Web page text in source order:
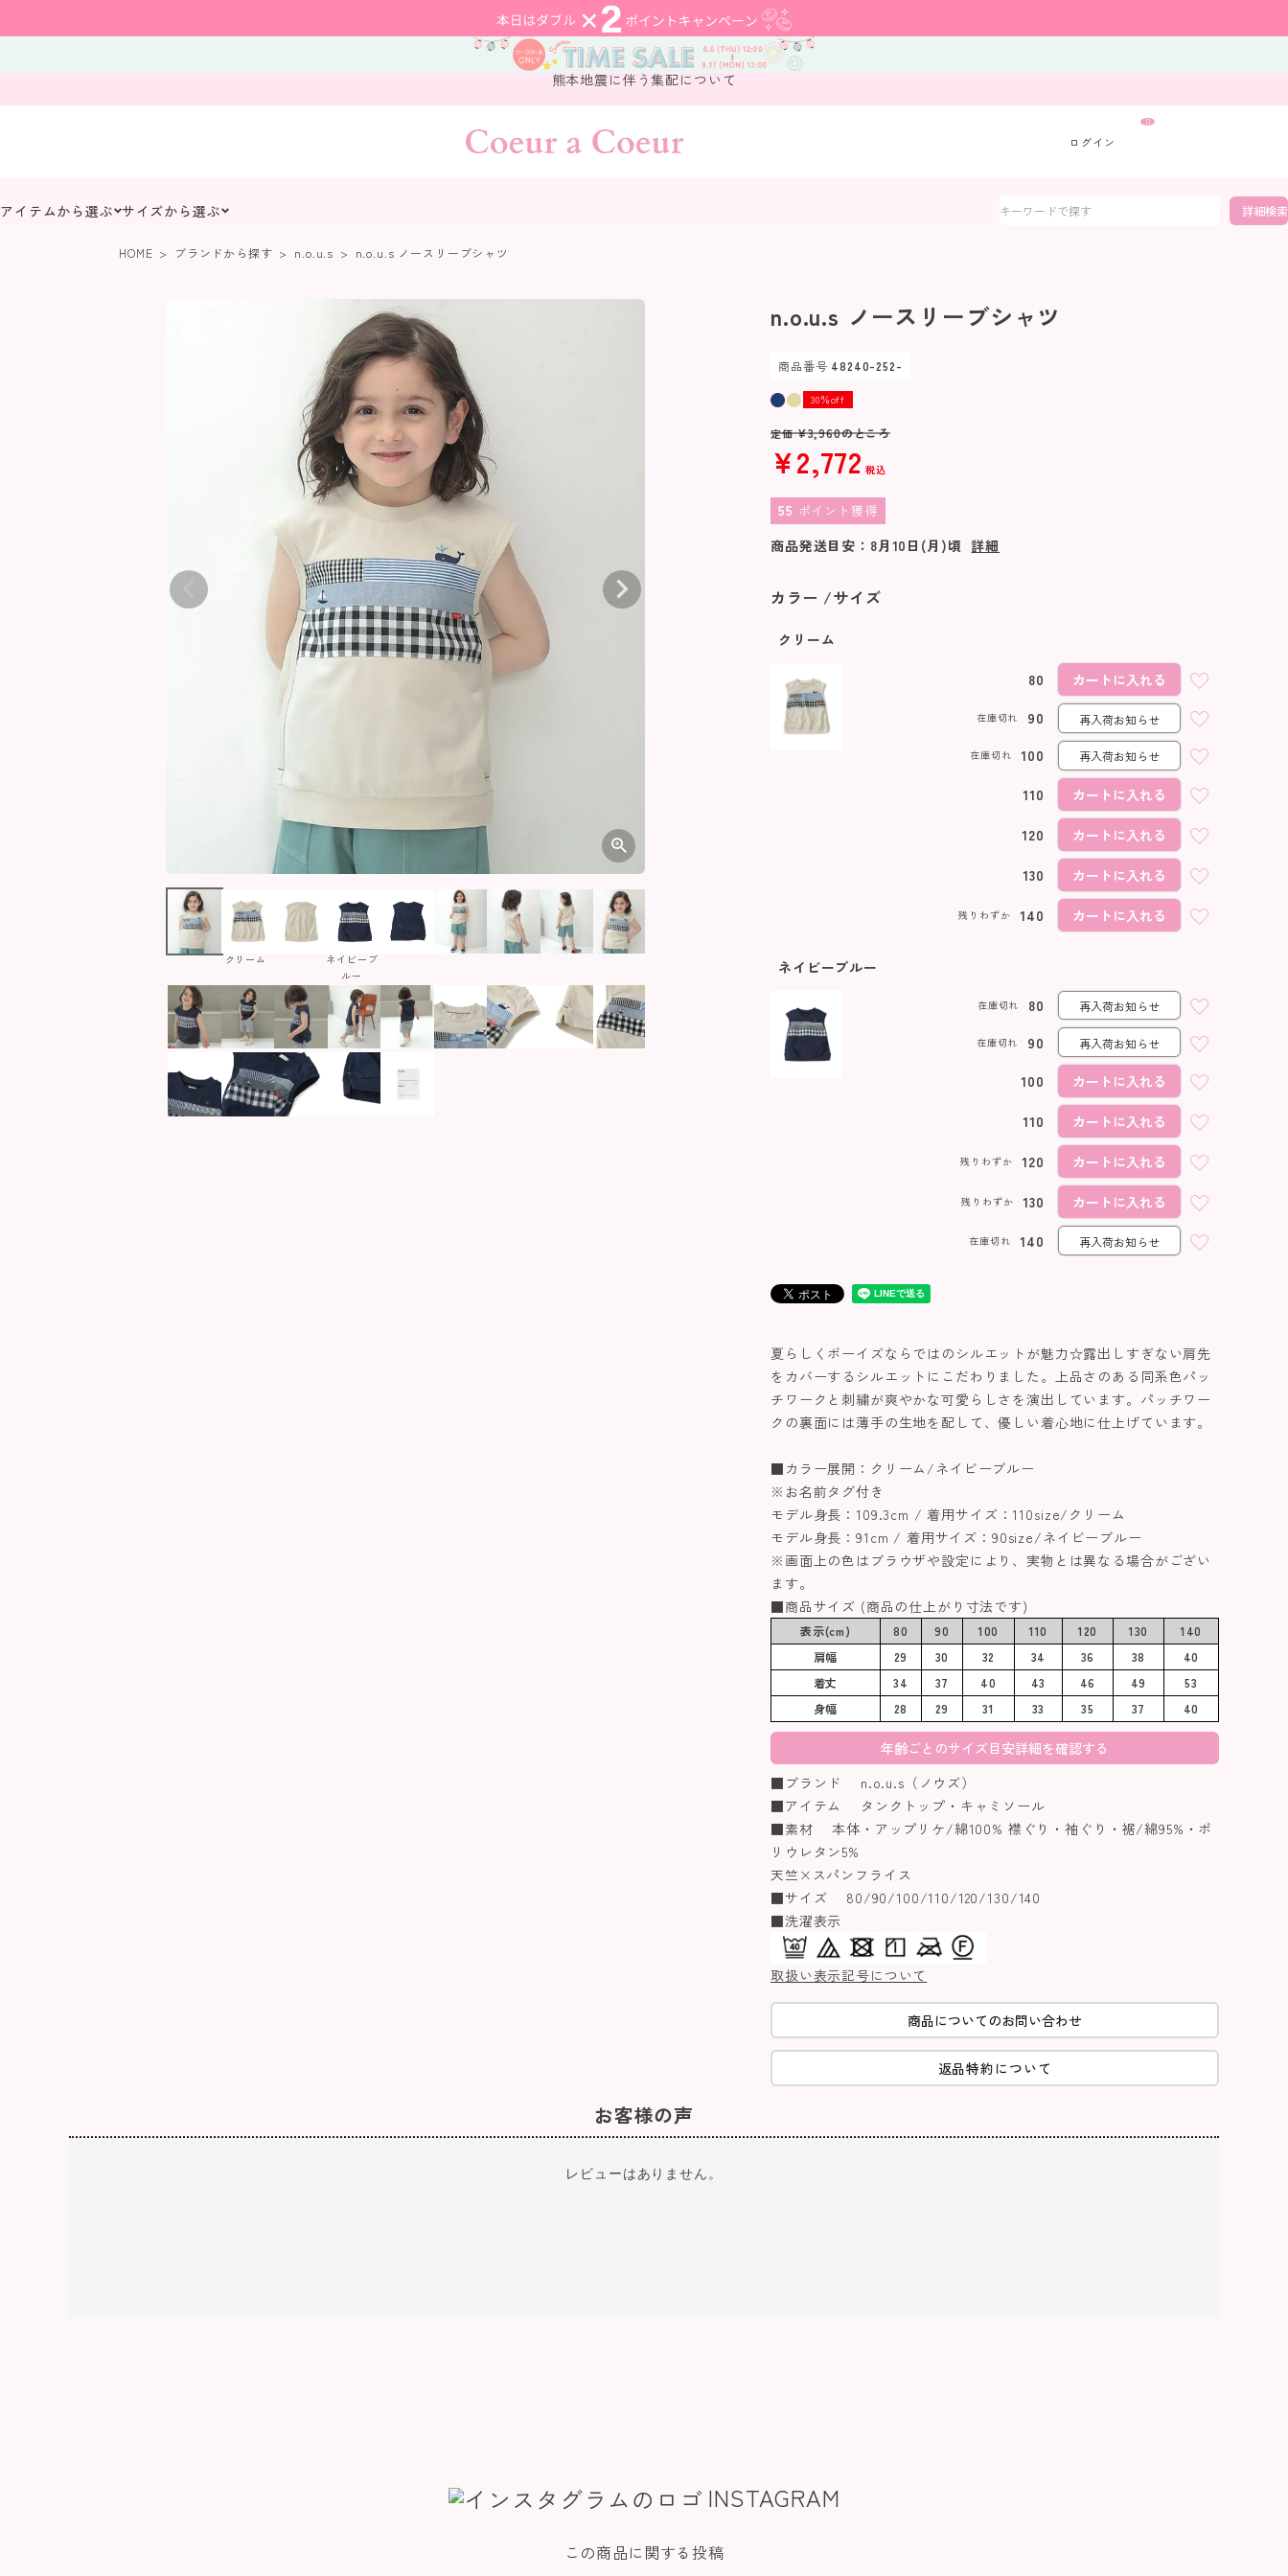
熊本地震に伴う集配について
0
アイテムから選ぶ サイズから選ぶ 詳細検索
HOME ブランドから探す n.o.u.s n.o.u.s ノースリーブシャツ
クリーム
ネイビーブ
ルー
n.o.u.s ノースリーブシャツ
商品番号 48240-252-
30％off
定価 ¥3,960のところ
¥2,772 税込
55 ポイント獲得
商品発送目安： 8月10日(月)頃 詳細
カラー サイズ
クリーム
80 カートに入れる
90
在庫切れ 再入荷お知らせ
100
在庫切れ 再入荷お知らせ
110 カートに入れる
120 カートに入れる
130 カートに入れる
140
残りわずか カートに入れる
ネイビーブルー
80
在庫切れ 再入荷お知らせ
90
在庫切れ 再入荷お知らせ
100 カートに入れる
110 カートに入れる
120
残りわずか カートに入れる
130
残りわずか カートに入れる
140
在庫切れ 再入荷お知らせ
夏らしくボーイズならではのシルエットが魅力☆露出しすぎない肩先
をカバーするシルエットにこだわりました。上品さのある同系色パッ
チワークと刺繍が爽やかな可愛らしさを演出しています。パッチワー
クの裏面には薄手の生地を配して、優しい着心地に仕上げています。
■カラー展開：クリーム/ネイビーブルー
※お名前タグ付き
モデル身長：109.3cm / 着用サイズ：110size/クリーム
モデル身長：91cm / 着用サイズ：90size/ネイビーブルー
※画面上の色はブラウザや設定により、実物とは異なる場合がござい
ます。
■商品サイズ (商品の仕上がり寸法です)
表示(cm) 80 90 100 110 120 130
140
肩幅
29 30 32 34 36 38
40
着丈
34 37 40 43 46 49
53
身幅
28 29 31 33 35 37 40
年齢ごとのサイズ目安詳細を確認する
■ブランド n.o.u.s（ノウズ）
■アイテム タンクトップ・キャミソール
■素材 本体・アップリケ/綿100% 襟ぐり・袖ぐり・裾/綿95%・ポ
リウレタン5%
天竺×スパンフライス
■サイズ 80/90/100/110/120/130/140
■洗濯表示
取扱い表示記号について
商品についてのお問い合わせ
返品特約について
お客様の声
レビューはありません。
INSTAGRAM
この商品に関する投稿